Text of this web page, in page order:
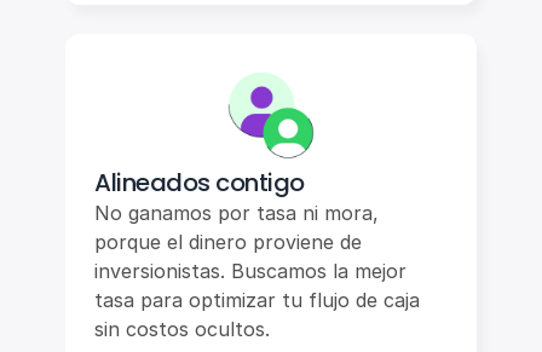
Alineados contigo
No ganamos por tasa ni mora,
porque el dinero proviene de
inversionistas. Buscamos la mejor
tasa para optimizar tu flujo de caja
sin costos ocultos.